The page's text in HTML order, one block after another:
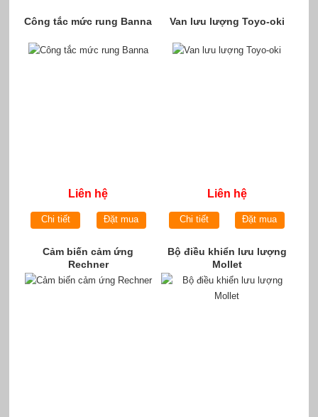
Công tắc mức rung Banna
Liên hệ
Chi tiết Đặt mua
Van lưu lượng Toyo-oki
Liên hệ
Chi tiết Đặt mua
Cảm biến cảm ứng
Rechner
Bộ điều khiển lưu lượng
Mollet